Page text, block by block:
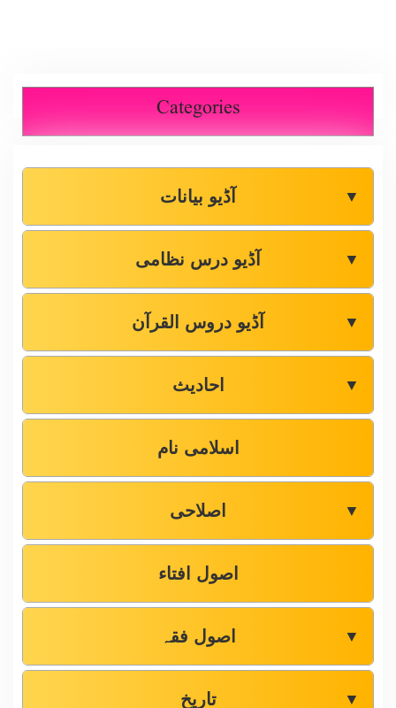
Categories
آڈیو بیانات ▼
آڈیو درس نظامی ▼
آڈیو دروس القرآن ▼
احادیث ▼
اسلامی نام
اصلاحی ▼
اصول افتاء
اصول فقہ ▼
تاریخ ▼